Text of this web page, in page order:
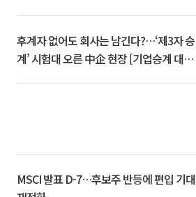
후계자 없어도 회사는 남긴다?…‘제3자 승
계’ 시험대 오른 中企 현장 [기업승계 대전
MSCI 발표 D-7…후보주 반등에 편입 기대